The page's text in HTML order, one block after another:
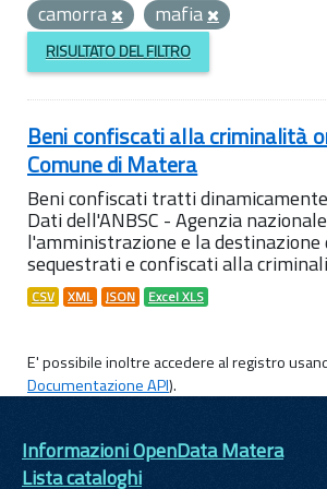
camorra
mafia
RISULTATO DEL FILTRO
Beni confiscati alla criminalità
Comune di Matera
Beni confiscati tratti
Dati dell'ANBSC - Agenzia
l'amministrazione e la destinazione
sequestrati e confiscati alla
CSV XML JSON Excel XLS
E' possibile inoltre accedere al registro
Documentazione API).
Informazioni OpenData Matera
Lista cataloghi